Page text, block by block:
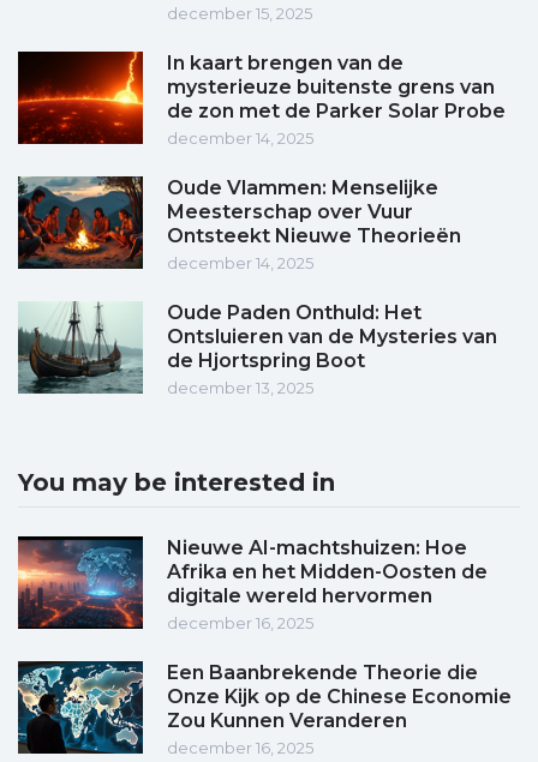
december 15, 2025
In kaart brengen van de
mysterieuze buitenste grens van
de zon met de Parker Solar Probe
december 14, 2025
Oude Vlammen: Menselijke
Meesterschap over Vuur
Ontsteekt Nieuwe Theorieën
december 14, 2025
Oude Paden Onthuld: Het
Ontsluieren van de Mysteries van
de Hjortspring Boot
december 13, 2025
You may be interested in
Nieuwe AI-machtshuizen: Hoe
Afrika en het Midden-Oosten de
digitale wereld hervormen
december 16, 2025
Een Baanbrekende Theorie die
Onze Kijk op de Chinese Economie
Zou Kunnen Veranderen
december 16, 2025